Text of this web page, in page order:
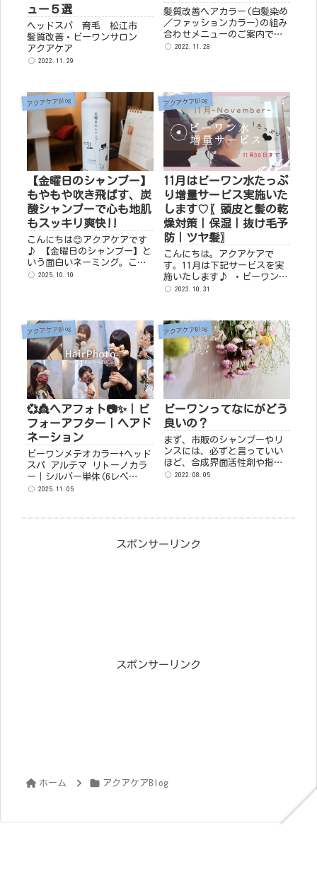
ュー５選
ヘッドスパ 育毛 松江市
髪質改善・ビーワンサロン
アクアケア
2022.11.29
髪質改善ヘアカラー(白髪染め
／ファッションカラー)の組み
合わせメニューのご案内です
♪ ① ビーワン(頭皮デトッ2022.11.28
アクアケアBlog
【金曜日のシャンプー】
もやもや吹き飛ばす、炭
酸シャンプーで心も地肌
もスッキリ爽快!!
こんにちは😊アクアケアです
♪ 【金曜日のシャンプー】と
いう面白いネーミング。こち
ら炭酸シャンプーです○o。
2025.10.10
アクアケアBlog
11月はビーワン水たっぷ
り増量サービス実施いた
します♡〖頭皮と髪の乾
燥対策｜保湿｜抜け毛予
防｜ツヤ髪〗
こんにちは。アクアケアで
す。11月は下記サービスを実
施いたします♪ ・ビーワン
水、通常の２倍量をパッティ
定となります。 ビーワン｜＋
￥3,300 ビーワ...
2023.10.31
アクアケアBlog
💞👸ヘアフォト📷✨｜ビ
フォーアフター｜ヘアド
ネーション
ビーワンメテオカラー+ヘッド
スパ アルテマ リトーノカラ
ー｜シルバー単体(6レベ
ル)+メテオ ストレートカット
2025.11.05
アクアケアBlog
ビーワンってなにがどう
良いの？
まず、市販のシャンプーやリ
ンスには、必ずと言っていい
ほど、合成界面活性剤や指定
成分などの化学物質が多く使
2022.08.05
スポンサーリンク
スポンサーリンク
ホーム アクアケアBlog